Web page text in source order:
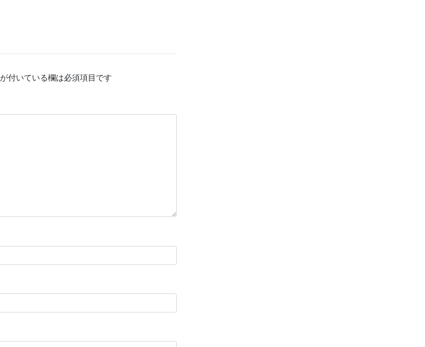
が付いている欄は必須項目です